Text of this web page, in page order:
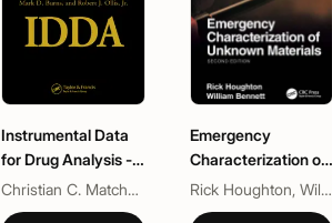
Instrumental Data
for Drug Analysis -
6 Volume Set
Christian C. Matchett, James Conrad Roberson, Mark D. Burns, Mathew J. Simon, Robert J. Ollis, Jr., Terry Mills, III
Emergency
Characterization of
Unknown MaterialsRick Houghton, William Bennett